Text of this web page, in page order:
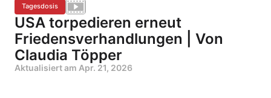
Tagesdosis
USA torpedieren erneut
Friedensverhandlungen | Von
Claudia Töpper
Aktualisiert am Apr. 21, 2026